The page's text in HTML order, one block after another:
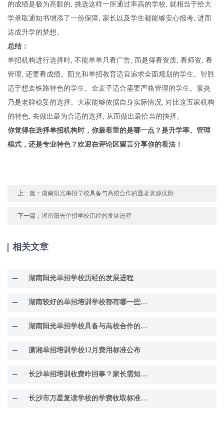
的成绩是极为亮眼的, 挑选这样一所通过率高的学校, 就相当于给大
学录取通知书增添了一份保障, 家长以及学生都能够安心报考, 进而
达成升学的梦想。
总结：
单招机构进行选择时, 不能单单只看广告, 而是得看资质, 看师资, 看
管理, 还要看成绩。阳光和单招教育适宜追求全面规划的学生。智胜
适于想走铁路特色的学生。金麦子适合需要严格管理的学生。景炎
乃是老牌稳妥的选择。大家能够依据自身实际情况, 对比这五家机构
的特色, 去做出最为合适的选择, 从而做出最恰当的抉择。
你觉得在选择单招机构时，你最看重的是哪一点？是升学率、管理
模式，还是专业特色？欢迎在评论区留言分享你的看法！
上一篇：湖南阳光单招学校具备与高校合作的显著资源优势
下一篇：湖南阳光单招学校历经的发展进程
相关文章
湖南阳光单招学校历经的发展进程
湖南较好的单招培训学校都有哪一些呢？
湖南阳光单招学校具备与高校合作的显著资源优势
潇湘单招培训学校12月费用标准公布
长沙单招培训收费咋回事？家长需知费用剖析及避坑法
长沙市万星复读学校的学费收取标准究竟是怎样的呢？